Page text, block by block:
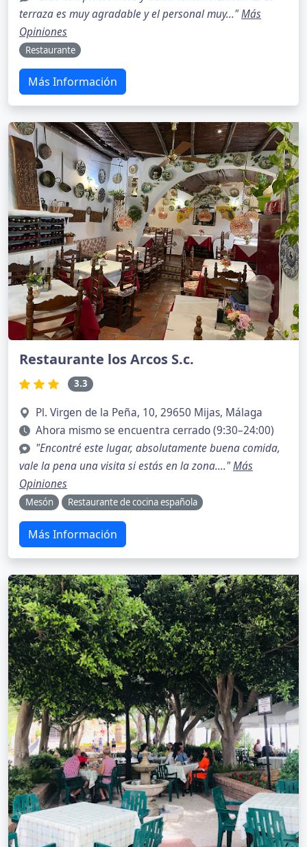
terraza es muy agradable y el personal muy..."Más
Opiniones
Restaurante
Más Información
Restaurante los Arcos S.c.
3.3
Pl. Virgen de la Peña, 10, 29650 Mijas, Málaga
Ahora mismo se encuentra cerrado (9:30–24:00)
"Encontré este lugar, absolutamente buena comida,
vale la pena una visita si estás en la zona...."Más
Opiniones
Mesón Restaurante de cocina española
Más Información